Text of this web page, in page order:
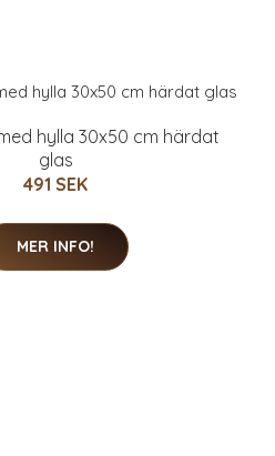
hylla 30x50 cm härdat
glas
491 SEK
MER INFO!